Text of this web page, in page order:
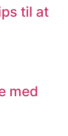
til at
med